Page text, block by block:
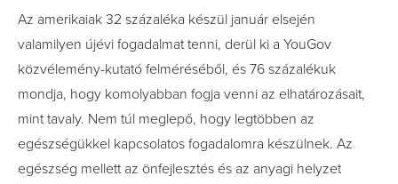
Az amerikaiak 32 százaléka készül január elsején
valamilyen újévi fogadalmat tenni, derül ki a YouGov
közvélemény-kutató felméréséből, és 76 százalékuk
mondja, hogy komolyabban fogja venni az elhatározásait,
mint tavaly. Nem túl meglepő, hogy legtöbben az
egészségükkel kapcsolatos fogadalomra készülnek. Az
egészség mellett az önfejlesztés és az anyagi helyzet